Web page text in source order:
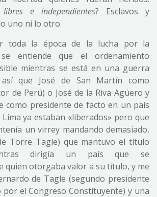
libres e independientes? Esclavos y
uno ni lo otro.
toda la época de la lucha por la
se entiende que el ordenamiento
mientras se está en una guerra
que José de San Martín como
de Perú) o José de la Riva Agüero y
como presidente de facto en un país
ya estaban «liberados» pero que
un virrey mandando demasiado,
Torre Tagle) que mantuvo el título
dirigía un país que se
quien otorgaba valor a su título, y me
de Tagle (segundo presidente
por el Congreso Constituyente) y una